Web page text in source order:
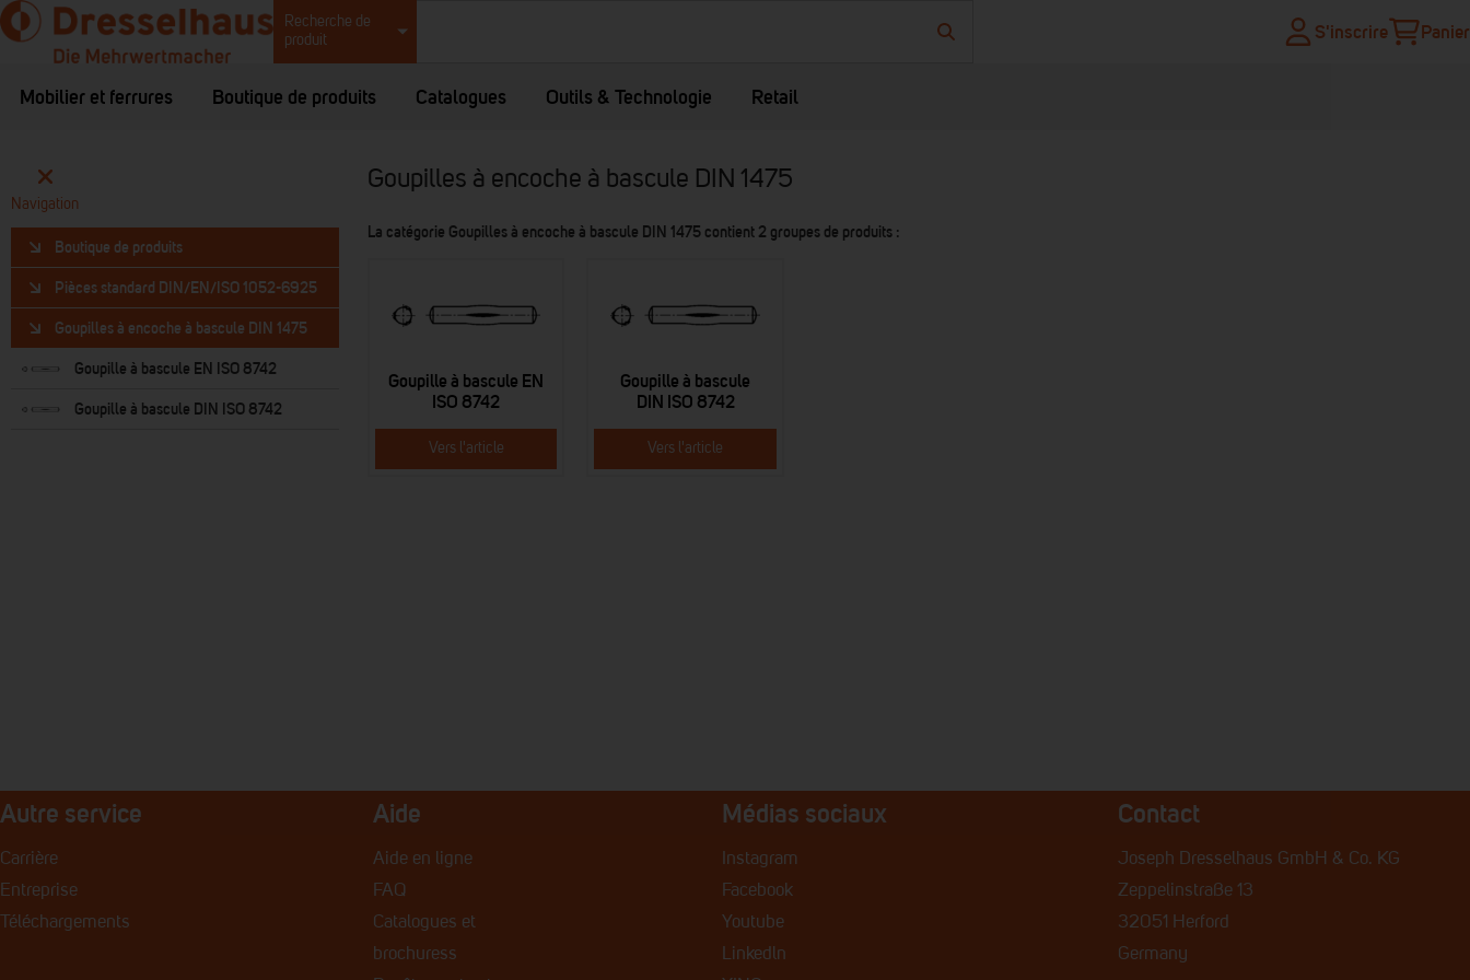
Recherche de
produit
S'inscrire Panier
Mobilier et ferrures Boutique de produits Catalogues Outils & Technologie Retail
Navigation
Boutique de produits
Pièces standard DIN/EN/ISO 1052-6925
Goupilles à encoche à bascule DIN 1475
Goupille à bascule EN ISO 8742
Goupille à bascule DIN ISO 8742
Goupilles à encoche à bascule DIN 1475
La catégorie Goupilles à encoche à bascule DIN 1475 contient 2 groupes de produits :
Goupille à bascule EN
ISO 8742
Vers l'article
Goupille à bascule
DIN ISO 8742
Vers l'article
Autre service
Carrière
Entreprise
Téléchargements
Aide
Aide en ligne
FAQ
Catalogues et
brochuress
Médias sociaux
Instagram
Facebook
Youtube
Linkedln
Contact
Joseph Dresselhaus GmbH & Co. KG
Zeppelinstraße 13
32051 Herford
Germany